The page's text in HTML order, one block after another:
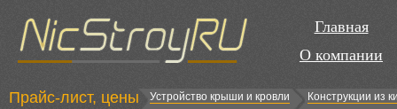
Главная
О компании
Прайс-лист, цены Устройство крыши и кровли
Конструкции из